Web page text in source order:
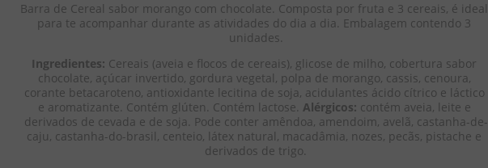
Barra de Cereal sabor morango com chocolate. Composta por fruta e 3 cereais, é ideal
para te acompanhar durante as atividades do dia a dia. Embalagem contendo 3
unidades.
Ingredientes: Cereais (aveia e flocos de cereais), glicose de milho, cobertura sabor
chocolate, açúcar invertido, gordura vegetal, polpa de morango, cassis, cenoura,
corante betacaroteno, antioxidante lecitina de soja, acidulantes ácido cítrico e láctico
e aromatizante. Contém glúten. Contém lactose. Alérgicos: contém aveia, leite e
derivados de cevada e de soja. Pode conter amêndoa, amendoim, avelã, castanha-de-
caju, castanha-do-brasil, centeio, látex natural, macadâmia, nozes, pecãs, pistache e
derivados de trigo.